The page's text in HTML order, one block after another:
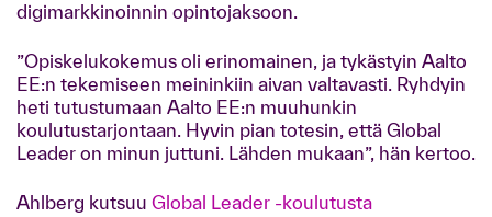
digimarkkinoinnin opintojaksoon.
”Opiskelukokemus oli erinomainen, ja tykästyin Aalto
EE:n tekemiseen meininkiin aivan valtavasti. Ryhdyin
heti tutustumaan Aalto EE:n muuhunkin
koulutustarjontaan. Hyvin pian totesin, että Global
Leader on minun juttuni. Lähden mukaan”, hän kertoo.
Ahlberg kutsuu Global Leader -koulutusta